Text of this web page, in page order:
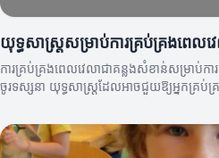
យុទ្ធសាស្ត្រសម្រាប់ការគ្រប់គ្រងពេល
ការគ្រប់គ្រងពេលវេលាជាគន្លងសំខាន់សម្រាប់
ចូរទស្សនា យុទ្ធសាស្ត្រដែលអាចជួយឱ្យអ្នកគ្រប់